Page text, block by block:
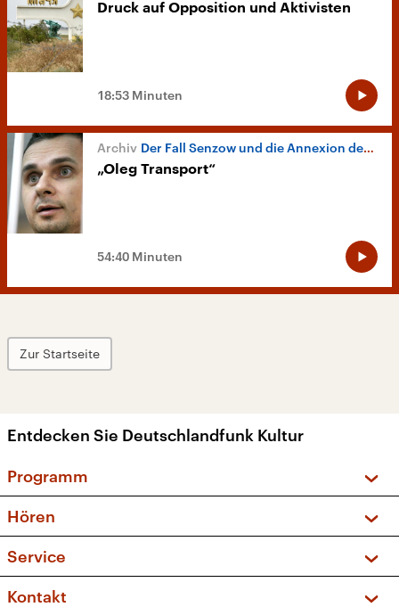
Druck auf Opposition und Aktivisten
18:53 Minuten
Der Fall Senzow und die Annexion der Krim
„Oleg Transport“
54:40 Minuten
Zur Startseite
Entdecken Sie Deutschlandfunk Kultur
Programm
Sendungen und Podcasts
Musikliste
Kakadu – Das Kinderprogramm
Hören
Frequenzen (UKW + DAB+)
Service
FAQ
Kontakt